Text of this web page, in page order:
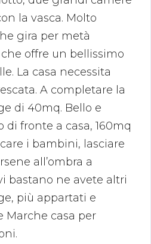
la vasca. Molto
gira per metà
offre un bellissimo
La casa necessita
A completare la
di 40mq. Bello e
fronte a casa, 160mq
i bambini, lasciare
all’ombra a
bastano ne avete altri
più appartati e
Marche casa per